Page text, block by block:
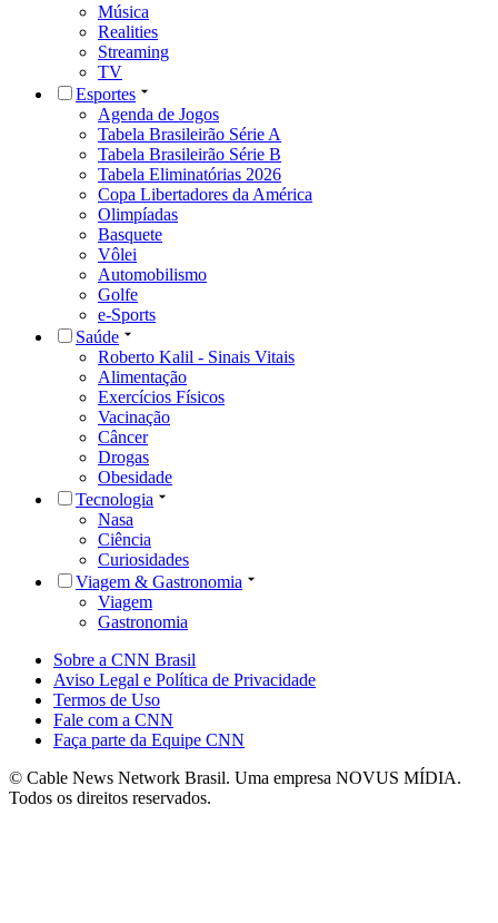
Música
Realities
Streaming
TV
Esportes
Agenda de Jogos
Tabela Brasileirão Série A
Tabela Brasileirão Série B
Tabela Eliminatórias 2026
Copa Libertadores da América
Olimpíadas
Basquete
Vôlei
Automobilismo
Golfe
e-Sports
Saúde
Roberto Kalil - Sinais Vitais
Alimentação
Exercícios Físicos
Vacinação
Câncer
Drogas
Obesidade
Tecnologia
Nasa
Ciência
Curiosidades
Viagem & Gastronomia
Viagem
Gastronomia
Sobre a CNN Brasil
Aviso Legal e Política de Privacidade
Termos de Uso
Fale com a CNN
Faça parte da Equipe CNN
© Cable News Network Brasil. Uma empresa NOVUS MÍDIA.
Todos os direitos reservados.